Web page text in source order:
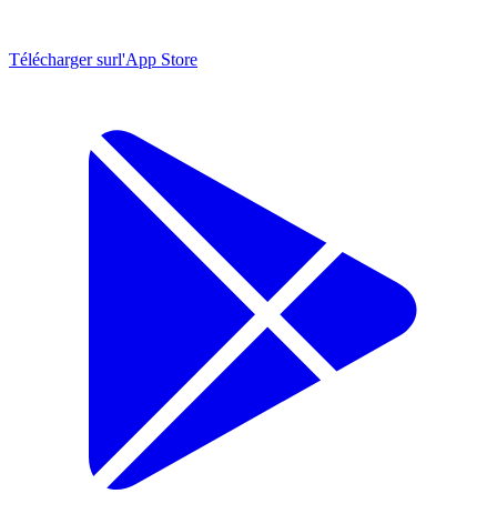
Télécharger surl'App Store